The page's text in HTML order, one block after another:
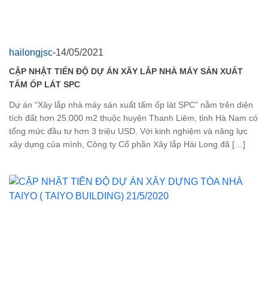
hailongjsc-14/05/2021
CẬP NHẬT TIẾN ĐỘ DỰ ÁN XÂY LẮP NHÀ MÁY SẢN XUẤT
TẤM ỐP LÁT SPC
Dự án “Xây lắp nhà máy sản xuất tấm ốp lát SPC” nằm trên diện
tích đất hơn 25.000 m2 thuộc huyện Thanh Liêm, tỉnh Hà Nam có
tổng mức đầu tư hơn 3 triệu USD. Với kinh nghiệm và năng lực
xây dựng của mình, Công ty Cổ phần Xây lắp Hải Long đã […]